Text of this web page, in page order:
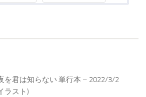
を君は知らない 単行本 – 2022/3/2
ラスト)